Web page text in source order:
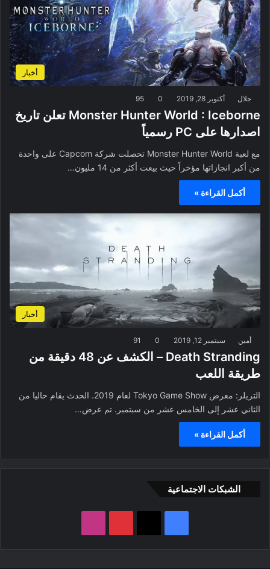
أخبار
جلال أكتوبر 28, 2019 0
95
Monster Hunter World : Iceborne تعلن تاريخ
اصدارها على PC رسمياً
مع لعبة Monster Hunter World تحصلت شركة Capcom على واحدة
من أكبر انجازاتها مؤخراً حيث بيعت أكثر من 14 مليون…
أكمل القراءة »
أخبار
أمين سبتمبر 12, 2019 0
91
Death Stranding – الكشف عن 48 دقيقة من
طريقة اللعب
التريلر: معرض Tokyo Game Show لعام 2019. الحدث يقام حاليا من
الثاني عشر إلى الخامس عشر من سبتمبر. تم عرض…
أكمل القراءة »
الشبكات الاجتماعية